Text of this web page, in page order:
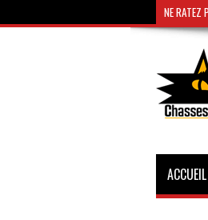
NE RATEZ
ACCUEIL